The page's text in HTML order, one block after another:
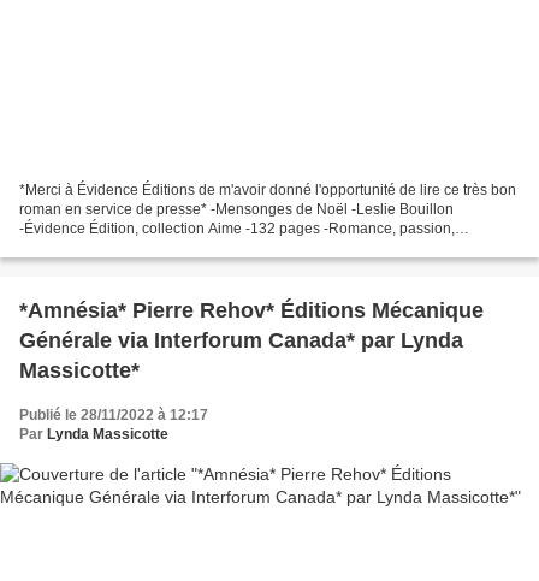
*Merci à Évidence Éditions de m'avoir donné l'opportunité de lire ce très bon
roman en service de presse* -Mensonges de Noël -Leslie Bouillon
-Évidence Édition, collection Aime -132 pages -Romance, passion,
*Amnésia* Pierre Rehov* Éditions Mécanique
Générale via Interforum Canada* par Lynda
Massicotte*
Publié le 28/11/2022 à 12:17
Par Lynda Massicotte